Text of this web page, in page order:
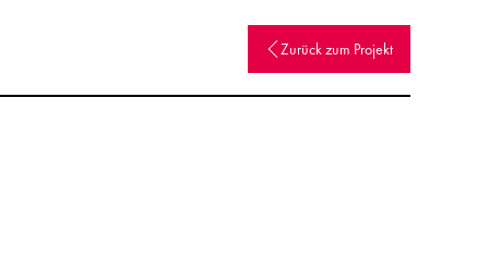
Zurück zum Projekt